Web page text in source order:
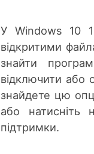
У Windows 10
відкритими
знайти
відключити або
знайдете цю
або натисніть
підтримки.